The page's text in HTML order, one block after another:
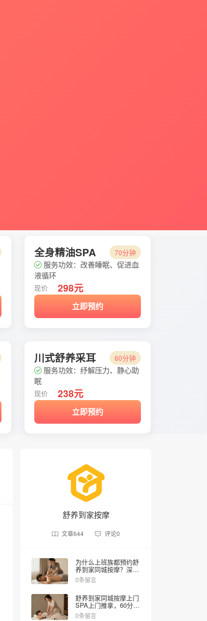
全身精油SPA 70分钟
服务功效：改善睡眠、促进血
液循环
现价 298元
立即预约
川式舒养采耳 60分钟
服务功效：纾解压力、静心助
眠
现价 238元
立即预约
舒养到家按摩
文章644 评论0
为什么上班族都预约舒
养到家同城按摩？深层
放松护理让状态焕然一
新！
0条留言
舒养到家同城按摩上门
SPA上门推拿，60分钟
唤醒身体活力
0条留言